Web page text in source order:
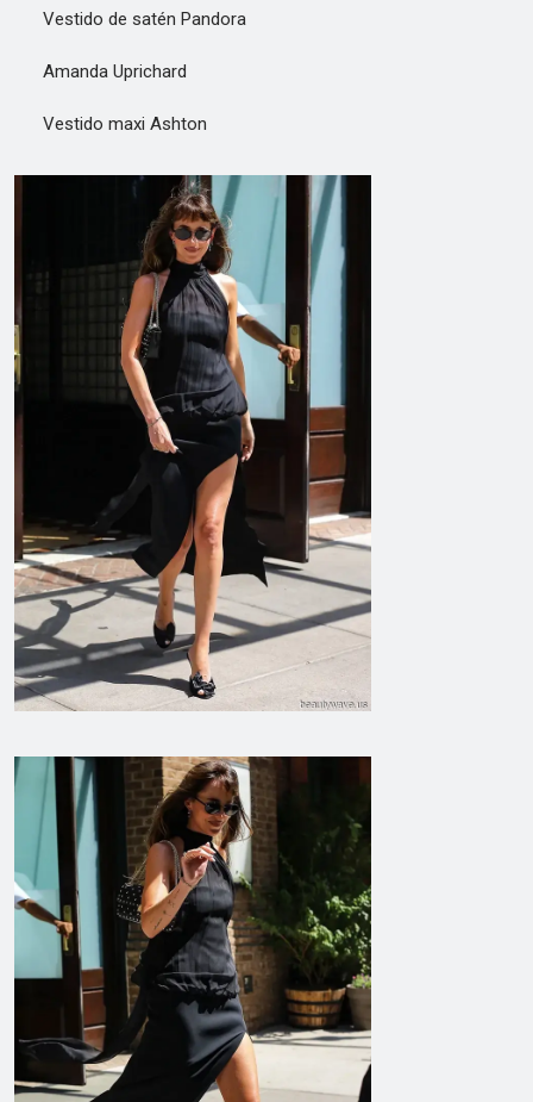
Vestido de satén Pandora
Amanda Uprichard
Vestido maxi Ashton